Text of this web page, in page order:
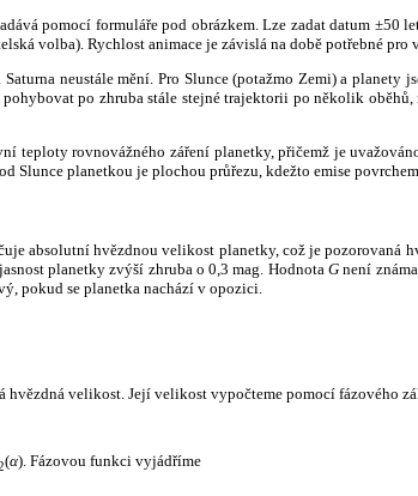
pomocí formuláře pod obrázkem. Lze zadat datum ±50
volba). Rychlost animace je závislá na době potřebné pro
neustále mění. Pro Slunce (potažmo Zemi) a
po zhruba stále stejné trajektorii po několik
teploty rovnovážného záření planetky, přičemž je
Slunce planetkou je plochou průřezu, kdežto emise
absolutní hvězdnou velikost planetky, což je pozorovaná
planetky zvýší zhruba o 0,3 mag. HodnotaG není
pokud se planetka nachází v opozici.
hvězdná velikost. Její velikost vypočteme pomocí fázového
(α). Fázovou funkci vyjádříme